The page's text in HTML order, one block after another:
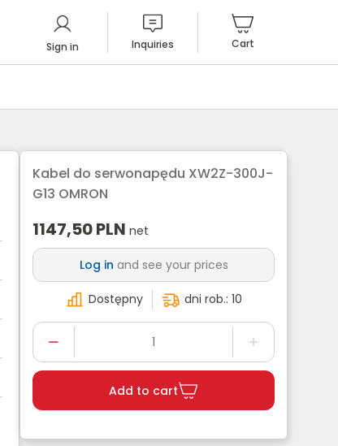
Sign in Inquiries Cart
Kabel do serwonapędu XW2Z-300J-
G13 OMRON
1147,50PLN net
Log in and see your prices
Dostępny dni rob.: 10
Add to cart